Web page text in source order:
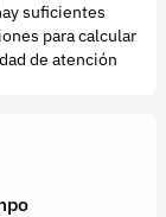
suficientes
para calcular
de atención